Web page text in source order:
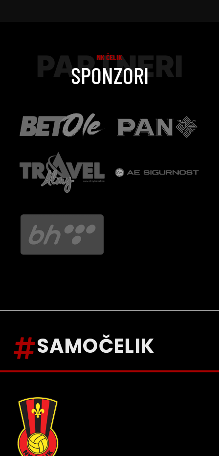
PARTNERI
NK ČELIK
SPONZORI
SAMOČELIK